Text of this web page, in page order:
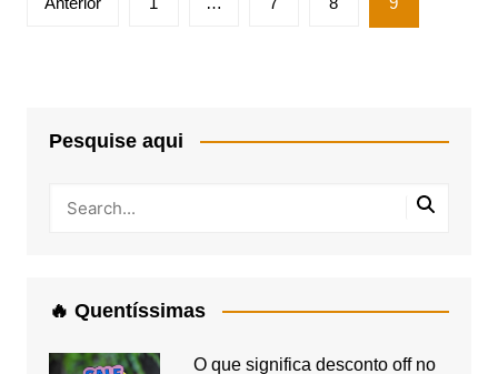
Pesquise aqui
🔥 Quentíssimas
O que significa desconto off no